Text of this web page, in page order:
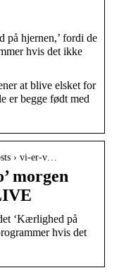
hjernen,’ fordi de
hvis det ikke
at blive elsket for
er begge født med
› vi-er-v…
morgen
‘Kærlighed på
hvis det